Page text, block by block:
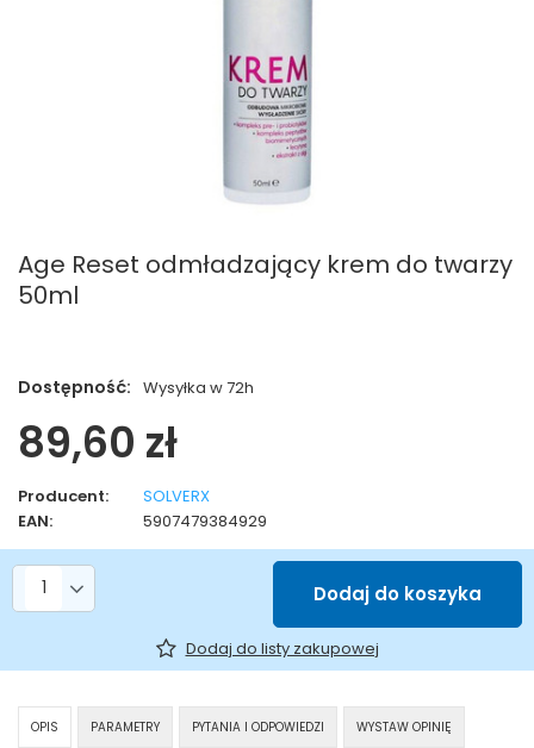
Age Reset odmładzający krem do twarzy
50ml
Dostępność: Wysyłka w 72h
89,60 zł
Producent:
SOLVERX
EAN:
5907479384929
Liczba produktów
Dodaj do koszyka
Dodaj do listy zakupowej
OPIS PARAMETRY PYTANIA I ODPOWIEDZI WYSTAW OPINIĘ